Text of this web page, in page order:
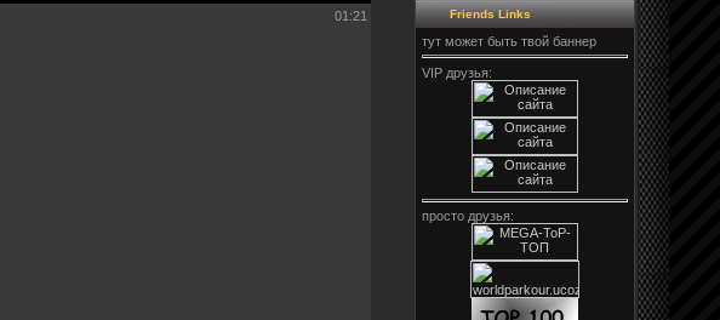
01:21 Friends Links
тут может быть твой баннер
VIP друзья:
просто друзья: